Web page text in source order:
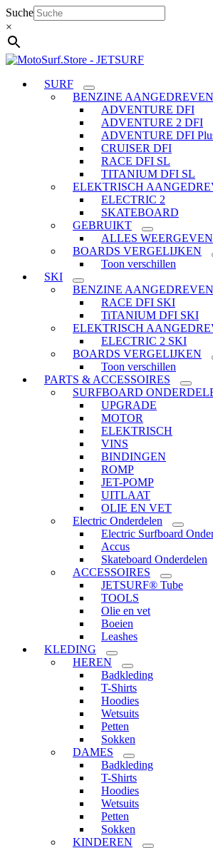
Ga
naar
de
inhoud
Suche
×
SURF
BENZINE AANGEDREVEN
ADVENTURE DFI
ADVENTURE 2 DFI
ADVENTURE DFI
CRUISER DFI
RACE DFI SL
TITANIUM DFI SL
ELEKTRISCH
ELECTRIC 2
SKATEBOARD
GEBRUIKT
ALLES WEERGEVEN
BOARDS VERGELIJKEN
Toon verschillen
SKI
BENZINE AANGEDREVEN
RACE DFI SKI
TiTANIUM DFI SKI
ELEKTRISCH
ELECTRIC 2 SKI
BOARDS VERGELIJKEN
Toon verschillen
PARTS & ACCESSOIRES
SURFBOARD
UPGRADE
MOTOR
ELEKTRISCH
VINS
BINDINGEN
ROMP
JET-POMP
UITLAAT
OLIE EN VET
Electric Onderdelen
Electric Surfboard
Accus
Skateboard Onderdelen
ACCESSOIRES
JETSURF® Tube
TOOLS
Olie en vet
Boeien
Leashes
KLEDING
HEREN
Badkleding
T-Shirts
Hoodies
Wetsuits
Petten
Sokken
DAMES
Badkleding
T-Shirts
Hoodies
Wetsuits
Petten
Sokken
KINDEREN